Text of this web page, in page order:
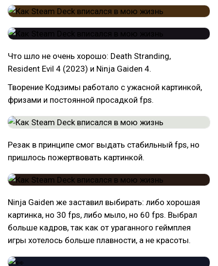
Что шло не очень хорошо: Death Stranding,
Resident Evil 4 (2023) и Ninja Gaiden 4.
Творение Кодзимы работало с ужасной картинкой,
фризами и постоянной просадкой fps.
Резак в принципе смог выдать стабильный fps, но
пришлось пожертвовать картинкой.
Ninja Gaiden же заставил выбирать: либо хорошая
картинка, но 30 fps, либо мыло, но 60 fps. Выбрал
больше кадров, так как от ураганного геймплея
игры хотелось больше плавности, а не красоты.